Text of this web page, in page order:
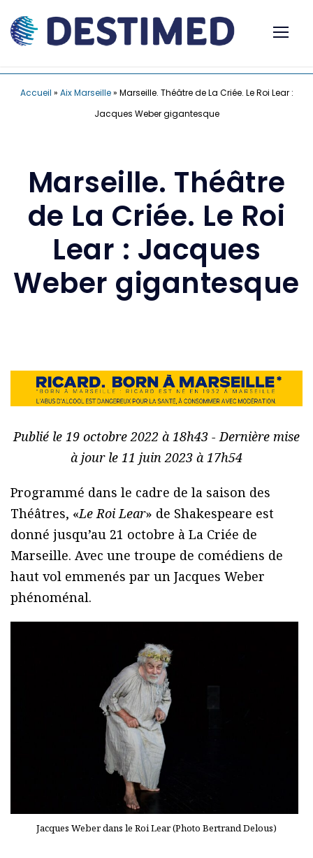
Accueil » Aix Marseille» Marseille. Théâtre de La Criée. Le Roi Lear :
Jacques Weber gigantesque
Marseille. Théâtre
de La Criée. Le Roi
Lear : Jacques
Weber gigantesque
Publié le 19 octobre 2022 à 18h43 - Dernière mise
à jour le 11 juin 2023 à 17h54
Programmé dans le cadre de la saison des
Théâtres, «Le Roi Lear» de Shakespeare est
donné jusqu’au 21 octobre à La Criée de
Marseille. Avec une troupe de comédiens de
haut vol emmenés par un Jacques Weber
phénoménal.
Jacques Weber dans le Roi Lear (Photo Bertrand Delous)